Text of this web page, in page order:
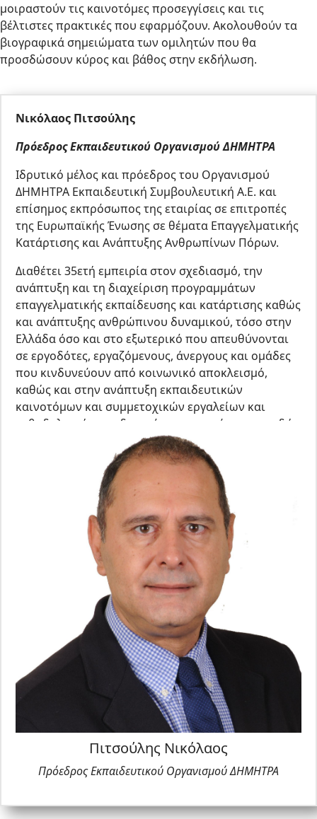
μοιραστούν τις καινοτόμες προσεγγίσεις και τις
βέλτιστες πρακτικές που εφαρμόζουν. Ακολουθούν τα
βιογραφικά σημειώματα των ομιλητών που θα
προσδώσουν κύρος και βάθος στην εκδήλωση.
Νικόλαος Πιτσούλης
Πρόεδρος Εκπαιδευτικού Οργανισμού ΔΗΜΗΤΡΑ
Ιδρυτικό μέλος και πρόεδρος του Οργανισμού
ΔΗΜΗΤΡΑ Εκπαιδευτική Συμβουλευτική Α.Ε. και
επίσημος εκπρόσωπος της εταιρίας σε επιτροπές
της Ευρωπαϊκής Ένωσης σε θέματα Επαγγελματικής
Κατάρτισης και Ανάπτυξης Ανθρωπίνων Πόρων.
Διαθέτει 35ετή εμπειρία στον σχεδιασμό, την
ανάπτυξη και τη διαχείριση προγραμμάτων
επαγγελματικής εκπαίδευσης και κατάρτισης καθώς
και ανάπτυξης ανθρώπινου δυναμικού, τόσο στην
Ελλάδα όσο και στο εξωτερικό που απευθύνονται
σε εργοδότες, εργαζόμενους, άνεργους και ομάδες
που κινδυνεύουν από κοινωνικό αποκλεισμό,
καθώς και στην ανάπτυξη εκπαιδευτικών
καινοτόμων και συμμετοχικών εργαλείων και
μεθοδολογιών, σχεδιασμό προγραμμάτων σπουδών
και εκπαιδευτικού υλικού, ανάλυση εκπαιδευτικών
αναγκών, διαχείριση έργων καθώς και καθοδήγηση
και mentoring στον τομέα του του ψηφιακού
μετασχηματισμού.
Έχει συμμετάσχει σε πολλά ευρωπαϊκά και εθνικά
προγράμματα σχετικά με τον ψηφιακό
μετασχηματισμό, καθώς και με την τεχνολογική
ανάπτυξη των φορέων και επιχειρήσεων για την
τουριστική ανάπτυξη, τον αειφόρο τουρισμό, τον
ιατρικό τουρισμό, την ανάπτυξη έξυπνων
τουριστικών προορισμών.
Έχει συμμετάσχει στη σύνταξη και υλοποίηση
ευρωπαϊκών πρωτοβουλιών που αφορούν στην
εφαρμογή της τεχνολογίας για την προώθηση της
τοπικής και περιφερειακής ανάπτυξης.
Πιτσούλης Νικόλαος
Πρόεδρος Εκπαιδευτικού Οργανισμού ΔΗΜΗΤΡΑ